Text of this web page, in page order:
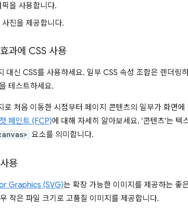
을 사용합니다.
진을 제공합니다.
과에 CSS 사용
대신 CSS를 사용하세요. 일부 CSS 속성 조합은 렌더링
테스트하세요.
로 처음 이동한 시점부터 페이지 콘텐츠의 일부가 화면
페인트 (FCP)에 대해 자세히 알아보세요. '콘텐츠'는 텍
요소를 의미합니다.
용
Graphics (SVG)는 확장 가능한 이미지를 제공하는 좋
작은 파일 크기로 고품질 이미지를 제공합니다.